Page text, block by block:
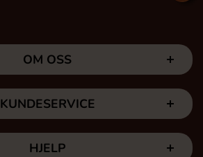
OM OSS
KUNDESERVICE
HJELP